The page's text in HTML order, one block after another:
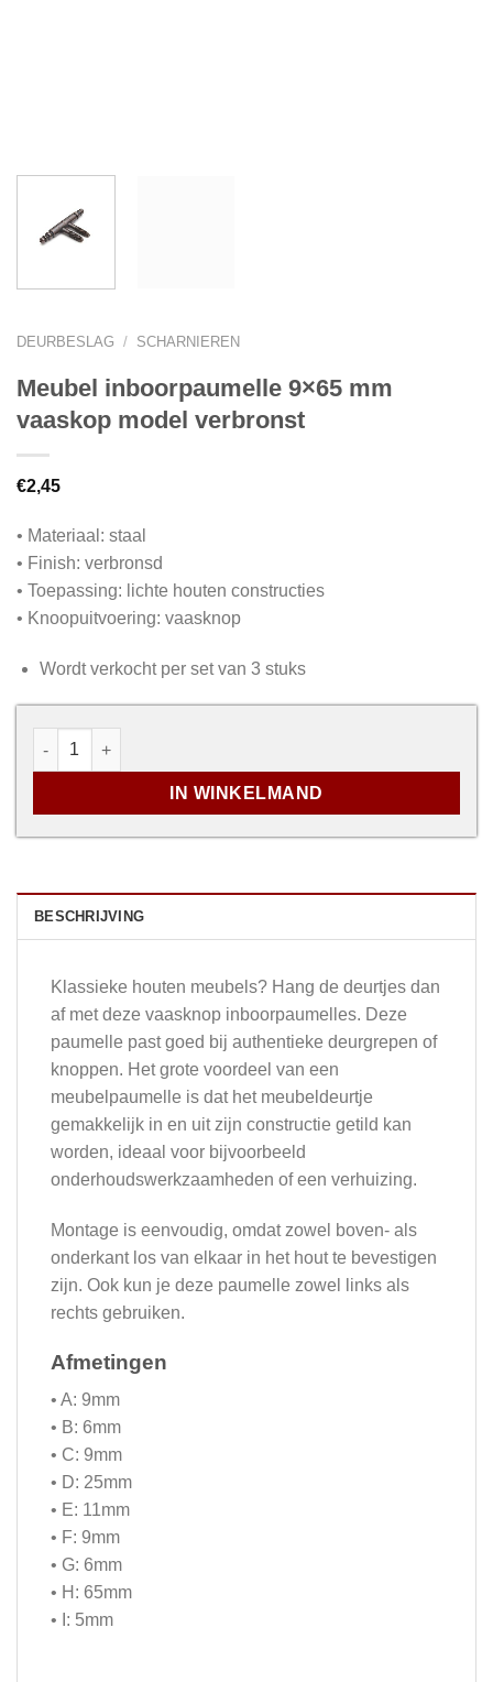
DEURBESLAG / SCHARNIEREN
Meubel inboorpaumelle 9×65 mm
vaaskop model verbronst
€2,45
• Materiaal: staal
• Finish: verbronsd
• Toepassing: lichte houten constructies
• Knoopuitvoering: vaasknop
Wordt verkocht per set van 3 stuks
Meubel inboorpaumelle 9x65 mm vaaskop model
IN WINKELMAND
BESCHRIJVING
Klassieke houten meubels? Hang de deurtjes dan
af met deze vaasknop inboorpaumelles. Deze
paumelle past goed bij authentieke deurgrepen of
knoppen. Het grote voordeel van een
meubelpaumelle is dat het meubeldeurtje
gemakkelijk in en uit zijn constructie getild kan
worden, ideaal voor bijvoorbeeld
onderhoudswerkzaamheden of een verhuizing.
Montage is eenvoudig, omdat zowel boven- als
onderkant los van elkaar in het hout te bevestigen
zijn. Ook kun je deze paumelle zowel links als
rechts gebruiken.
Afmetingen
• A: 9mm
• B: 6mm
• C: 9mm
• D: 25mm
• E: 11mm
• F: 9mm
• G: 6mm
• H: 65mm
• I: 5mm